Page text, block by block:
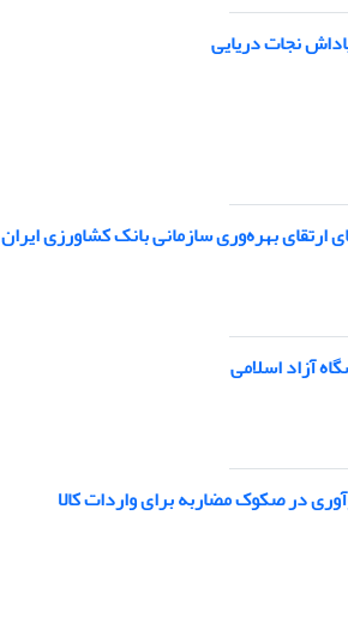
نجات دریایی
بهره‌وری سازمانی بانک کشاورزی ایران
آزاد اسلامی
در صکوک مضاربه برای واردات کالا